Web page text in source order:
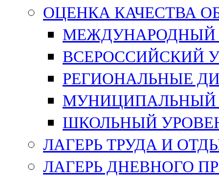
ОЦЕНКА КАЧЕСТВА
МЕЖДУНАРОДНЫЙ
ВСЕРОССИЙСКИЙ
РЕГИОНАЛЬНЫЕ
МУНИЦИПАЛЬНЫЙ
ШКОЛЬНЫЙ
ЛАГЕРЬ ТРУДА И
ЛАГЕРЬ ДНЕВНОГО